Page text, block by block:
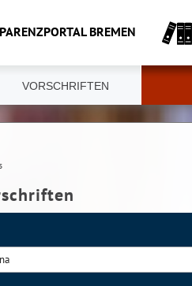
BREMEN
VORSCHRIFTEN